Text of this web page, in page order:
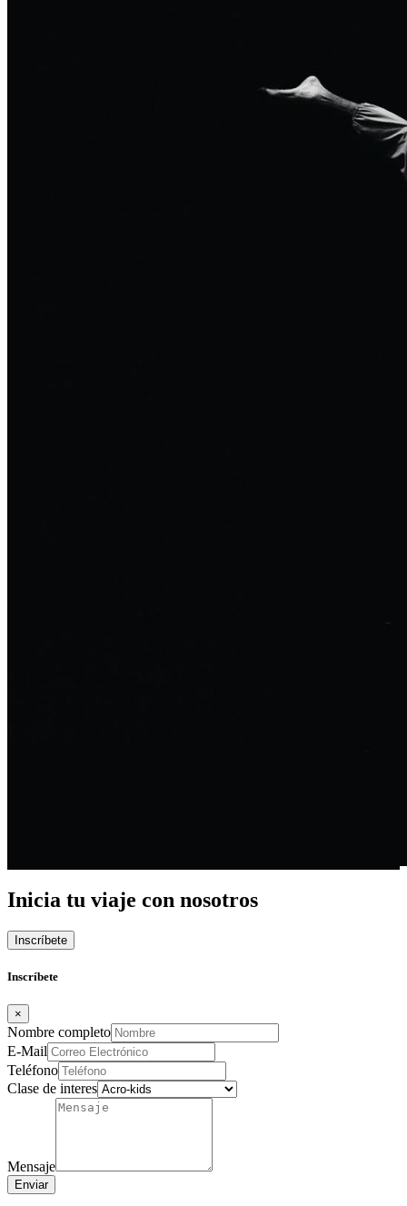
Inicia tu viaje con nosotros
Inscríbete
Inscríbete
×
Nombre completo
E-Mail
Teléfono
Clase de interes
Mensaje